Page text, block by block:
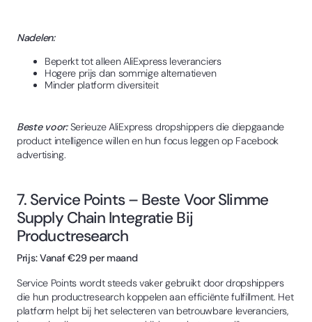
Nadelen:
Beperkt tot alleen AliExpress leveranciers
Hogere prijs dan sommige alternatieven
Minder platform diversiteit
Beste voor:Serieuze AliExpress dropshippers die diepgaande
product intelligence willen en hun focus leggen op Facebook
advertising.
7. Service Points – Beste Voor Slimme
Supply Chain Integratie Bij
Productresearch
Prijs: Vanaf €29 per maand
Service Points wordt steeds vaker gebruikt door dropshippers
die hun productresearch koppelen aan efficiënte fulfillment. Het
platform helpt bij het selecteren van betrouwbare leveranciers,